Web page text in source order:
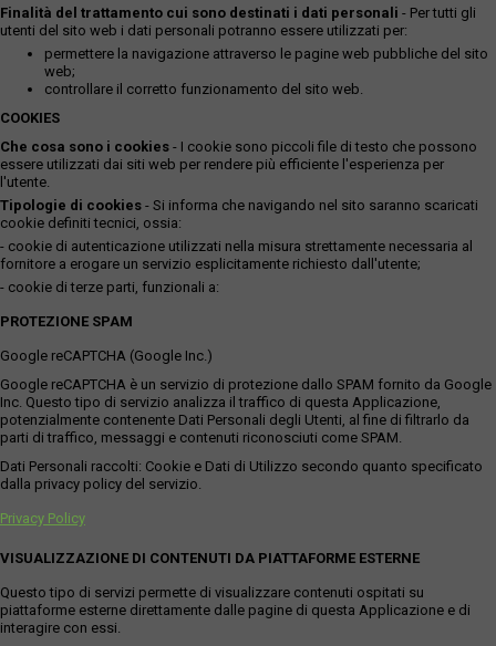
Finalità del trattamento cui sono destinati i dati personali - Per tutti gli
utenti del sito web i dati personali potranno essere utilizzati per:
permettere la navigazione attraverso le pagine web pubbliche del sito
web;
controllare il corretto funzionamento del sito web.
COOKIES
Che cosa sono i cookies - I cookie sono piccoli file di testo che possono
essere utilizzati dai siti web per rendere più efficiente l'esperienza per
l'utente.
Tipologie di cookies - Si informa che navigando nel sito saranno scaricati
cookie definiti tecnici, ossia:
- cookie di autenticazione utilizzati nella misura strettamente necessaria al
fornitore a erogare un servizio esplicitamente richiesto dall'utente;
- cookie di terze parti, funzionali a:
PROTEZIONE SPAM
Google reCAPTCHA (Google Inc.)
Google reCAPTCHA è un servizio di protezione dallo SPAM fornito da Google
Inc. Questo tipo di servizio analizza il traffico di questa Applicazione,
potenzialmente contenente Dati Personali degli Utenti, al fine di filtrarlo da
parti di traffico, messaggi e contenuti riconosciuti come SPAM.
Dati Personali raccolti: Cookie e Dati di Utilizzo secondo quanto specificato
dalla privacy policy del servizio.
Privacy Policy
VISUALIZZAZIONE DI CONTENUTI DA PIATTAFORME ESTERNE
Questo tipo di servizi permette di visualizzare contenuti ospitati su
piattaforme esterne direttamente dalle pagine di questa Applicazione e di
interagire con essi.